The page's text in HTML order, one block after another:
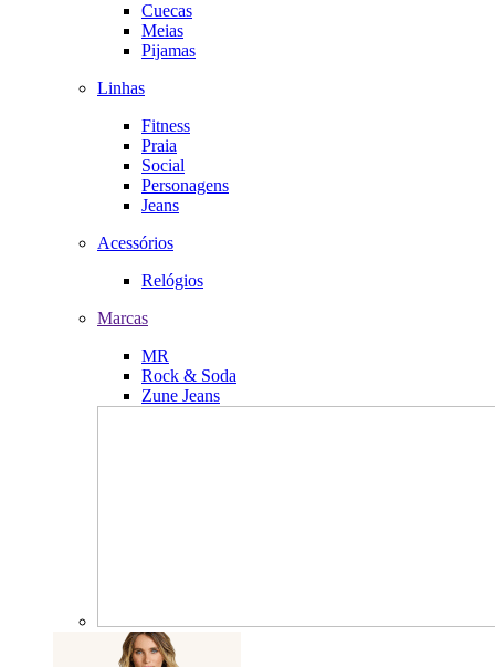
Cuecas
Meias
Pijamas
Linhas
Fitness
Praia
Social
Personagens
Jeans
Acessórios
Relógios
Marcas
MR
Rock & Soda
Zune Jeans